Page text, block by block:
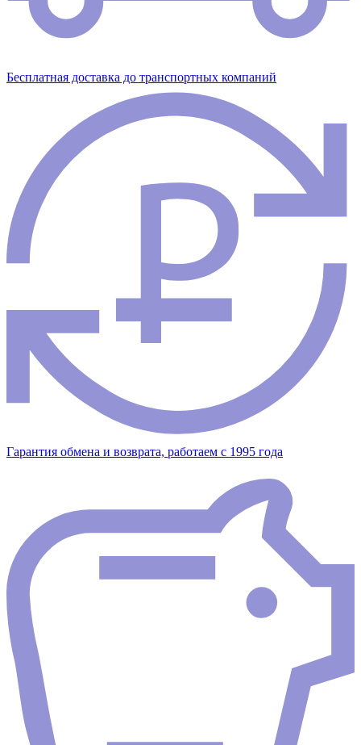
Бесплатная доставка до транспортных компаний
Гарантия обмена и возврата, работаем с 1995 года